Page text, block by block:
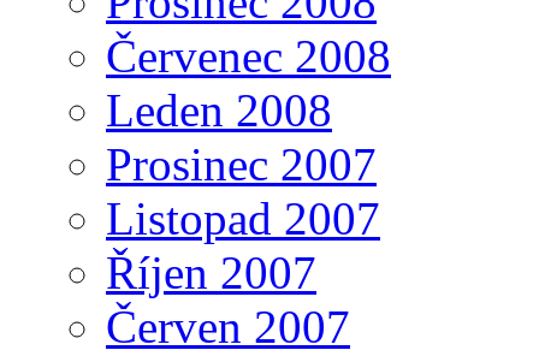
Červenec 2008
Leden 2008
Prosinec 2007
Listopad 2007
Říjen 2007
Červen 2007